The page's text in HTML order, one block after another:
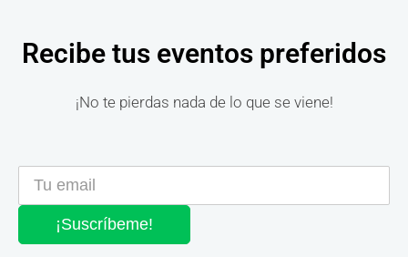
Recibe tus eventos preferidos
¡No te pierdas nada de lo que se viene!
¡Suscríbeme!